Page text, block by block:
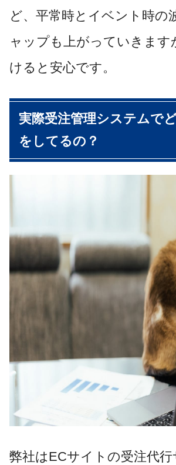
ど、平常時とイベント時の
ャップも上がっていきます
けると安心です。
実際受注管理システムで
をしてるの？
弊社はECサイトの受注代